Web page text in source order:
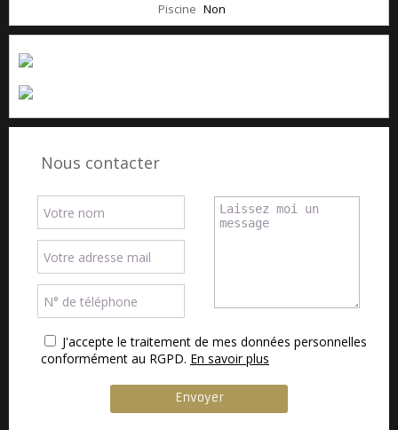
Piscine Non
Nous contacter
J'accepte le traitement de mes données personnelles
conformément au RGPD. En savoir plus